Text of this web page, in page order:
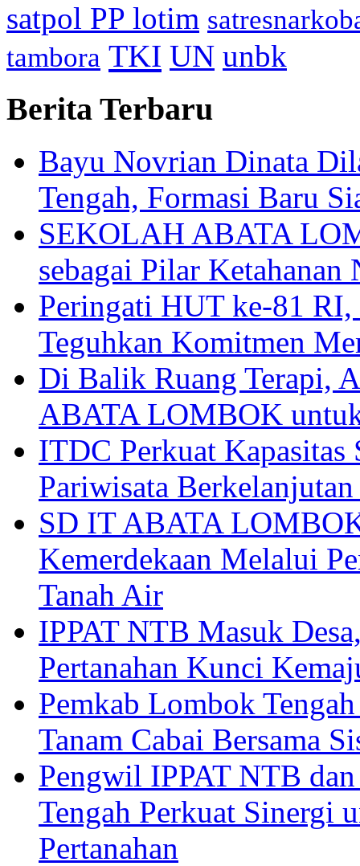
satpol PP lotim
tambora TKI UN unbk
Berita Terbaru
Bayu Novrian Dinata
Tengah, Formasi Baru
SEKOLAH ABATA
sebagai Pilar Ketahanan
Peringati HUT ke-81
Teguhkan Komitmen
Di Balik Ruang Terapi,
ABATA LOMBOK
ITDC Perkuat
Pariwisata
SD IT ABATA
Kemerdekaan Melalui
Tanah Air
IPPAT NTB Masuk
Pertanahan Kunci
Pemkab Lombok
Tanam Cabai Bersama
Pengwil IPPAT NTB
Tengah Perkuat Sinergi
Pertanahan